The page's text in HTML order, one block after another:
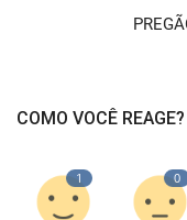
COMO VOCÊ REAGE?
1 0